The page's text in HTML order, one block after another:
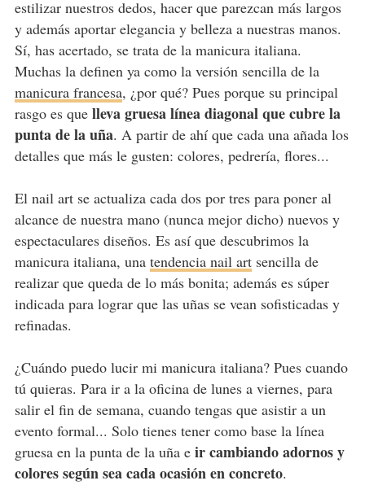
estilizar nuestros dedos, hacer que parezcan más largos
y además aportar elegancia y belleza a nuestras manos.
Sí, has acertado, se trata de la manicura italiana.
Muchas la definen ya como la versión sencilla de la
manicura francesa, ¿por qué? Pues porque su principal
rasgo es que lleva gruesa línea diagonal que cubre la
punta de la uña. A partir de ahí que cada una añada los
detalles que más le gusten: colores, pedrería, flores...
El nail art se actualiza cada dos por tres para poner al
alcance de nuestra mano (nunca mejor dicho) nuevos y
espectaculares diseños. Es así que descubrimos la
manicura italiana, una tendencia nail artsencilla de
realizar que queda de lo más bonita; además es súper
indicada para lograr que las uñas se vean sofisticadas y
refinadas.
¿Cuándo puedo lucir mi manicura italiana? Pues cuando
tú quieras. Para ir a la oficina de lunes a viernes, para
salir el fin de semana, cuando tengas que asistir a un
evento formal... Solo tienes tener como base la línea
gruesa en la punta de la uña e ir cambiando adornos y
colores según sea cada ocasión en concreto.